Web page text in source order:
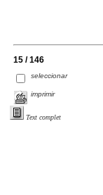
15 / 146
seleccionar
imprimir
Text complet